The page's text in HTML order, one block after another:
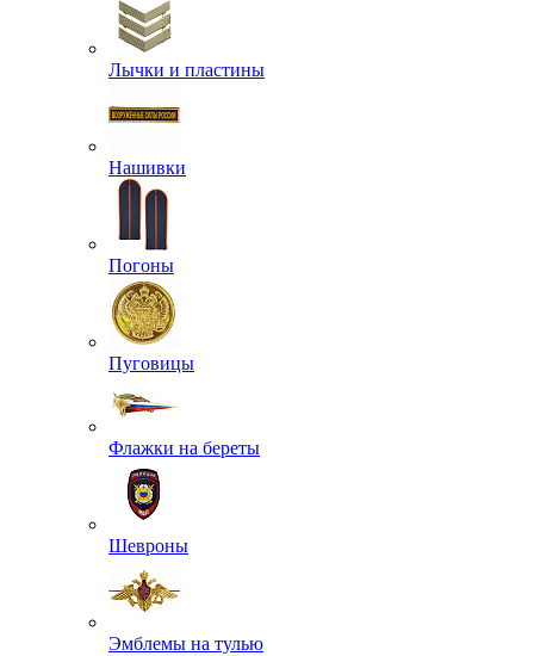
Лычки и пластины
Нашивки
Погоны
Пуговицы
Флажки на береты
Шевроны
Эмблемы на тулью